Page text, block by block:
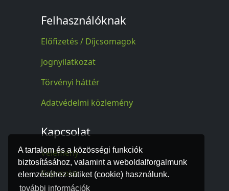
A tartalom és a közösségi funkciók
biztosításához, valamint a weboldalforgalmunk
elemzéséhez sütiket (cookie) használunk.
további információk
Felhasználóknak
Előfizetés / Díjcsomagok
Jognyilatkozat
Törvényi háttér
Adatvédelmi közlemény
Kapcsolat
Vélemény
Kapcsolat